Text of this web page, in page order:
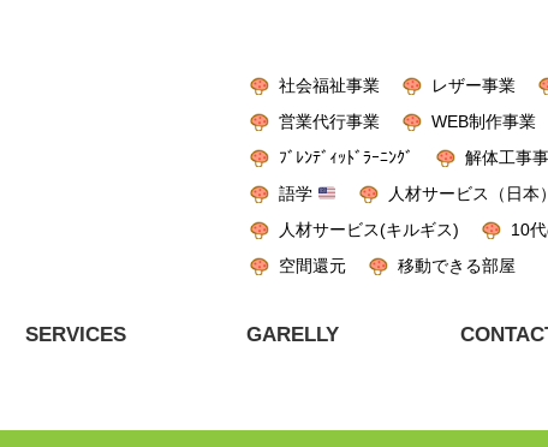
社会福祉事業 レザー事業
営業代行事業
WEB制作事業
ﾌﾞﾚﾝﾃﾞｨｯﾄﾞﾗｰﾆﾝｸﾞ
解体工事
語学
人材サービス（日本）
人材サービス(キルギス)
10
空間還元
移動できる部屋
SERVICES GARELLY